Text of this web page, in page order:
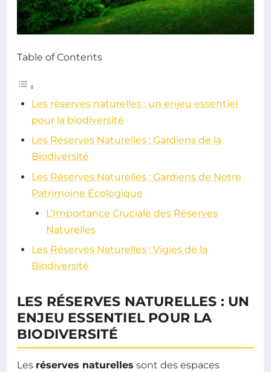
Table of Contents
Les réserves naturelles : un enjeu essentiel
pour la biodiversité
Les Réserves Naturelles : Gardiens de la
Biodiversité
Les Réserves Naturelles : Gardiens de Notre
Patrimoine Écologique
L’Importance Cruciale des Réserves
Naturelles
Les Réserves Naturelles : Vigies de la
Biodiversité
LES RÉSERVES NATURELLES : UN
ENJEU ESSENTIEL POUR LA
BIODIVERSITÉ
Les réserves naturelles sont des espaces